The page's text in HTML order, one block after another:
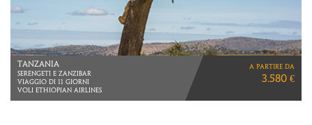
TANZANIA
SERENGETI E ZANZIBAR
VIAGGIO DI 11 GIORNI
VOLI ETHIOPIAN AIRLINES
a partire da
3.580 €